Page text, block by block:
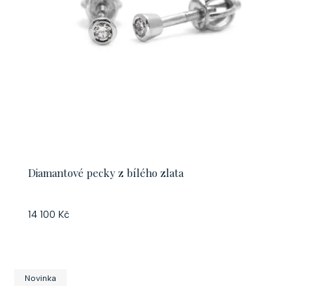
Diamantové pecky z bílého zlata
14 100 Kč
Novinka